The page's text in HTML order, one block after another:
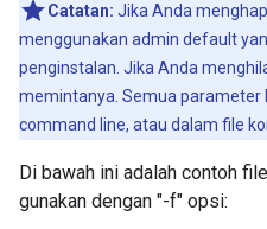
Catatan: Jika Anda
menggunakan admin default
penginstalan. Jika Anda
memintanya. Semua parameter
command line, atau dalam file
Di bawah ini adalah contoh
gunakan dengan "-f" opsi: